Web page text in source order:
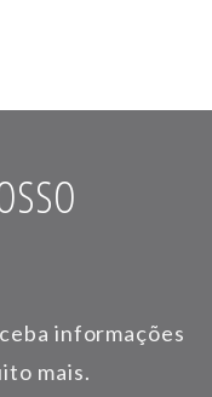
informações
mais.